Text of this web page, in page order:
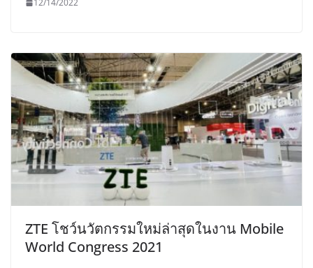
12/14/2022
ZTE โชว์นวัตกรรมใหม่ล่าสุดในงาน Mobile
World Congress 2021